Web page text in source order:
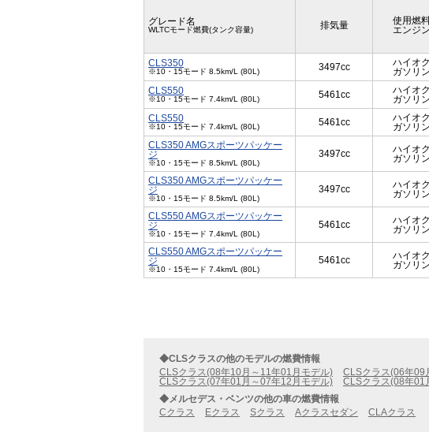
グレード名
WLTCモード燃費(タンク容量) 排気量
使用燃
エンジン
CLS350
※10・15モード 8.5km/L (80L) 3497cc
ハイオク
ガソリン
CLS550
※10・15モード 7.4km/L (80L) 5461cc
ハイオク
ガソリン
CLS550
※10・15モード 7.4km/L (80L) 5461cc
ハイオク
ガソリン
CLS350 AMGスポーツパッケー
ジ
※10・15モード 8.5km/L (80L)
3497cc
ハイオク
ガソリン
CLS350 AMGスポーツパッケー
ジ
※10・15モード 8.5km/L (80L)
3497cc
ハイオク
ガソリン
CLS550 AMGスポーツパッケー
ジ
※10・15モード 7.4km/L (80L)
5461cc
ハイオク
ガソリン
CLS550 AMGスポーツパッケー
ジ
※10・15モード 7.4km/L (80L)
5461cc
ハイオク
ガソリン
◆CLSクラスの他のモデルの燃費情報
CLSクラス(08年10月～11年01月モデル)
CLSクラス(06年09
CLSクラス(07年01月～07年12月モデル)
CLSクラス(08年01
◆メルセデス・ベンツの他の車の燃費情報
Cクラス
Eクラス Sクラス Aクラスセダン CLAクラス